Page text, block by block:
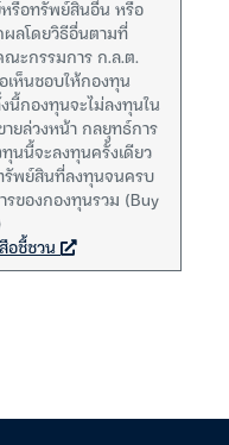
รือทรัพย์สินอื่น หรือ
ผลโดยวิธีอื่นตามที่
ณะกรรมการ ก.ล.ต.
เห็นชอบให้กองทุน
นี้กองทุนจะไม่ลงทุนใน
ยล่วงหน้า กลยุทธ์การ
นนี้จะลงทุนครั้งเดียว
รัพย์สินที่ลงทุนจนครบ
รของกองทุนรวม (Buy
อชี้ชวน